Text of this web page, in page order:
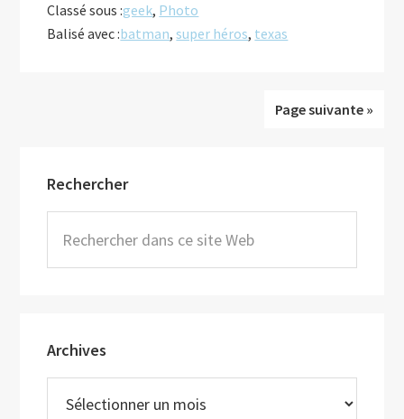
Classé sous :geek, Photo
Balisé avec :batman,super héros, texas
Page suivante »
latérale
principale
Rechercher
dans
ce
Archives